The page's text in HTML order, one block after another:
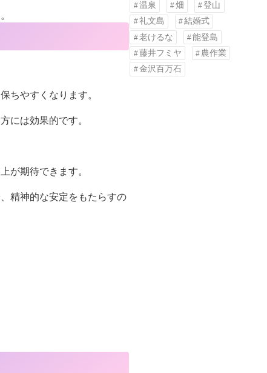
ちやすくなります。
には効果的です。
が期待できます。
精神的な安定をもたらすの
温泉
畑
登山
礼文島
結婚式
老けるな
能登島
藤井フミヤ
農作業
金沢百万石